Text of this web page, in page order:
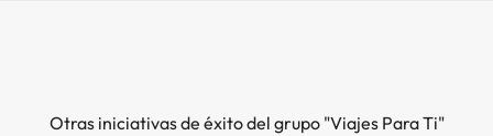
Otras iniciativas de éxito del grupo "Viajes Para Ti"